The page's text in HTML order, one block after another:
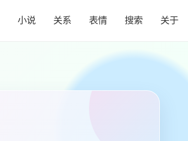
小说 关系 表情 搜索 关于